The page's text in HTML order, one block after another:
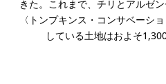
きた。これまで、チリとアルゼ
〈トンプキンス・コンサベーシ
している土地はおよそ